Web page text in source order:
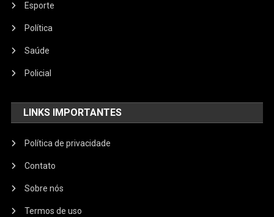
Esporte
Política
Saúde
Policial
LINKS IMPORTANTES
Política de privacidade
Contato
Sobre nós
Termos de uso